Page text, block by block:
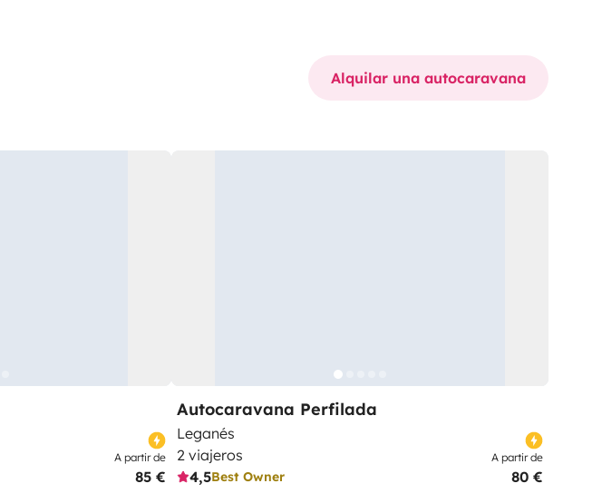
Alquilar una autocaravana
A partir de
85 €
Autocaravana Perfilada
Leganés
2 viajeros
4,5Best Owner
A partir de
80 €